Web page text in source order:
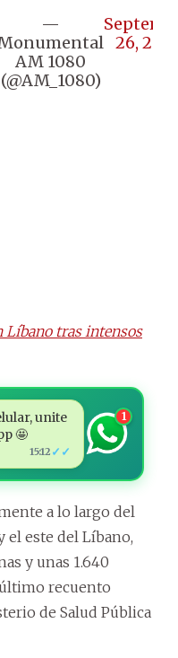
—
AM 1080
(@AM_1080)
26,
Líbano tras intensos
unite
🤩
15:12 ✓✓
1
a lo largo del
el este del Líbano,
y unas 1.640
recuento
de Salud Pública